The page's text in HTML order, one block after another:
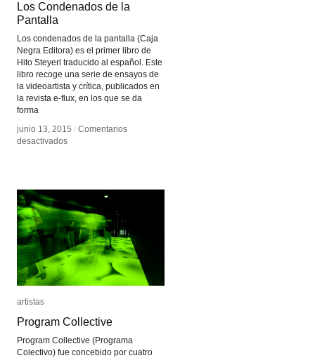
Los Condenados de la
Pantalla
Los condenados de la pantalla (Caja
Negra Editora) es el primer libro de
Hito Steyerl traducido al español. Este
libro recoge una serie de ensayos de
la videoartista y crítica, publicados en
la revista e-flux, en los que se da
forma
junio 13, 2015 / Comentarios
desactivadosen
la
Pantalla
Los Condenados de la
Pantalla
junio 13, 2015 / Comentarios
desactivadosen
la
Pantalla
artistas
Program Collective
Program Collective (Programa
Colectivo) fue concebido por cuatro
artistas
Program Collective